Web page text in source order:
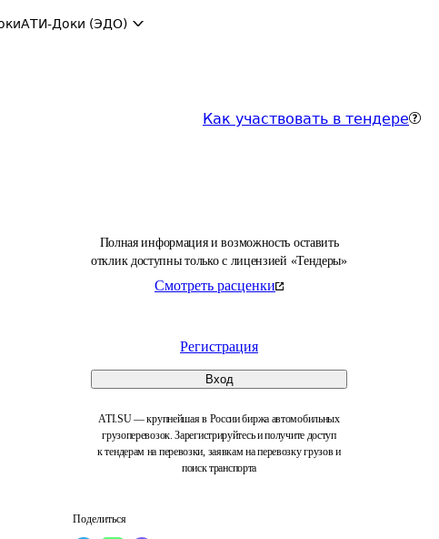
АТИ-Доки (ЭДО)
Как участвовать в тендере
Полная информация и возможность оставить
отклик доступны только с лицензией «Тендеры»
Смотреть расценки
Регистрация
Вход
ATI.SU — крупнейшая в России биржа автомобильных
грузоперевозок. Зарегистрируйтесь и получите доступ
к тендерам на перевозки, заявкам на перевозку грузов и
поиск транспорта
Поделиться